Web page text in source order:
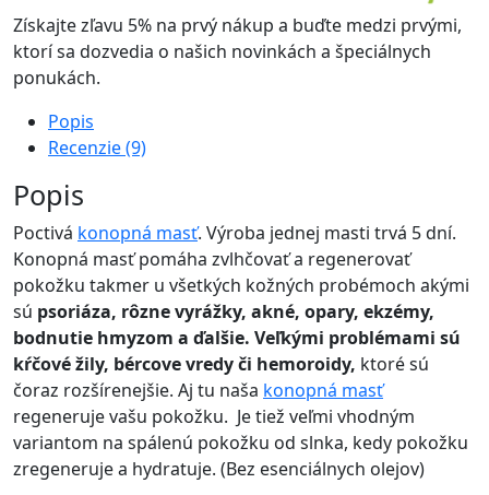
Získajte zľavu 5% na prvý nákup a buďte medzi prvými,
ktorí sa dozvedia o našich novinkách a špeciálnych
ponukách.
Popis
Recenzie (9)
Popis
Poctivá konopná masť. Výroba jednej masti trvá 5 dní.
Konopná masť pomáha zvlhčovať a regenerovať
pokožku takmer u všetkých kožných probémoch akými
sú psoriáza, rôzne vyrážky, akné, opary, ekzémy,
bodnutie hmyzom a ďalšie. Veľkými problémami sú
kŕčové žily, bércove vredy či hemoroidy, ktoré sú
čoraz rozšírenejšie. Aj tu naša konopná masť
regeneruje vašu pokožku. Je tiež veľmi vhodným
variantom na spálenú pokožku od slnka, kedy pokožku
zregeneruje a hydratuje. (Bez esenciálnych olejov)